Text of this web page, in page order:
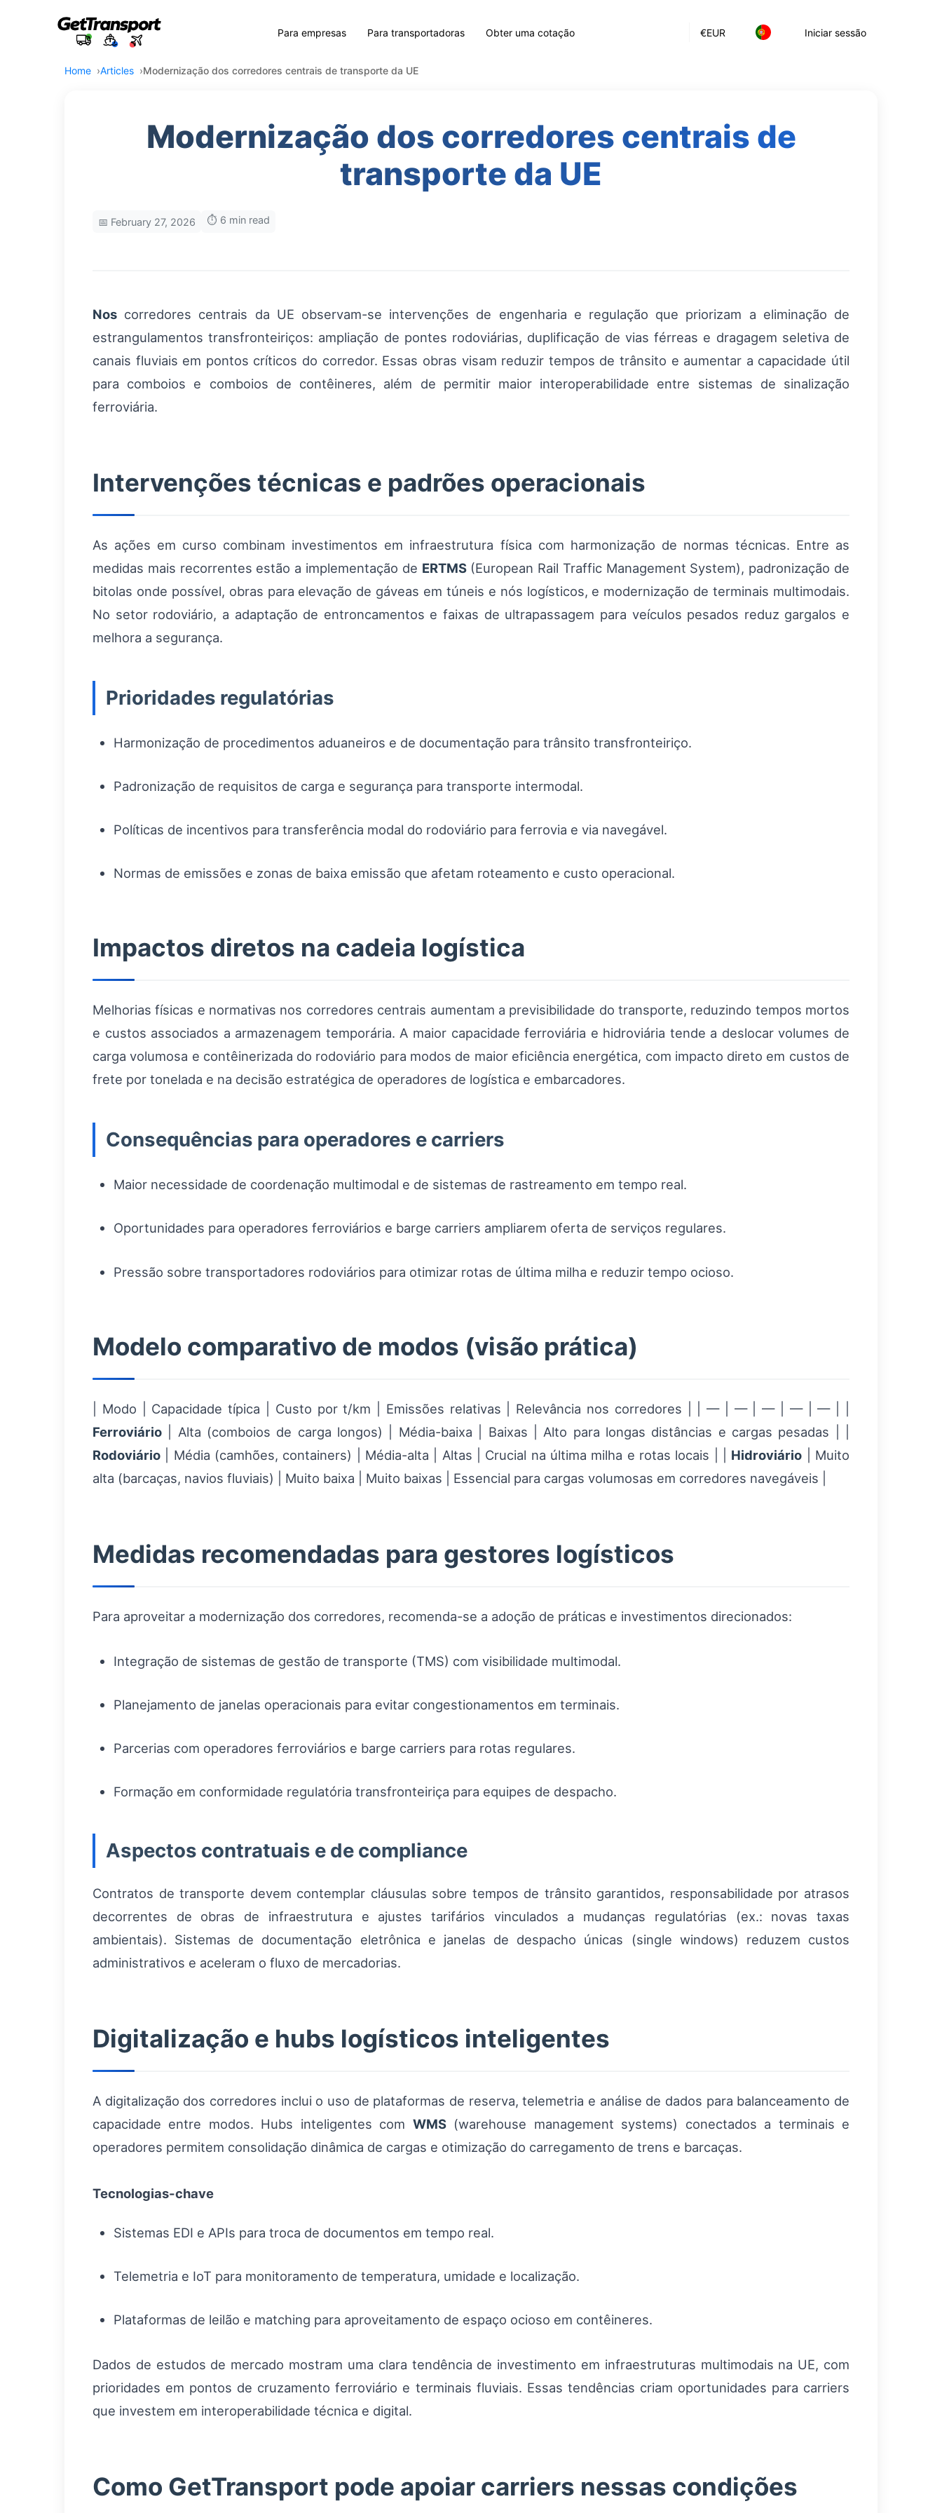
€EUR Iniciar sessão
Para empresas Para transportadoras Obter uma cotação
Home Articles Modernização dos corredores centrais de transporte da UE
Modernização dos corredores centrais de
transporte da UE
📅 February 27, 2026 ⏱️ 6 min read
Nos corredores centrais da UE observam-se intervenções de engenharia e regulação que priorizam a eliminação de
estrangulamentos transfronteiriços: ampliação de pontes rodoviárias, duplificação de vias férreas e dragagem seletiva de
canais fluviais em pontos críticos do corredor. Essas obras visam reduzir tempos de trânsito e aumentar a capacidade útil
para comboios e comboios de contêineres, além de permitir maior interoperabilidade entre sistemas de sinalização
ferroviária.
Intervenções técnicas e padrões operacionais
As ações em curso combinam investimentos em infraestrutura física com harmonização de normas técnicas. Entre as
medidas mais recorrentes estão a implementação de ERTMS(European Rail Traffic Management System), padronização de
bitolas onde possível, obras para elevação de gáveas em túneis e nós logísticos, e modernização de terminais multimodais.
No setor rodoviário, a adaptação de entroncamentos e faixas de ultrapassagem para veículos pesados reduz gargalos e
melhora a segurança.
Prioridades regulatórias
Harmonização de procedimentos aduaneiros e de documentação para trânsito transfronteiriço.
Padronização de requisitos de carga e segurança para transporte intermodal.
Políticas de incentivos para transferência modal do rodoviário para ferrovia e via navegável.
Normas de emissões e zonas de baixa emissão que afetam roteamento e custo operacional.
Impactos diretos na cadeia logística
Melhorias físicas e normativas nos corredores centrais aumentam a previsibilidade do transporte, reduzindo tempos mortos
e custos associados a armazenagem temporária. A maior capacidade ferroviária e hidroviária tende a deslocar volumes de
carga volumosa e contêinerizada do rodoviário para modos de maior eficiência energética, com impacto direto em custos de
frete por tonelada e na decisão estratégica de operadores de logística e embarcadores.
Consequências para operadores e carriers
Maior necessidade de coordenação multimodal e de sistemas de rastreamento em tempo real.
Oportunidades para operadores ferroviários e barge carriers ampliarem oferta de serviços regulares.
Pressão sobre transportadores rodoviários para otimizar rotas de última milha e reduzir tempo ocioso.
Modelo comparativo de modos (visão prática)
| Modo | Capacidade típica | Custo por t/km | Emissões relativas | Relevância nos corredores | | — | — | — | — | — | |
Ferroviário | Alta (comboios de carga longos) | Média-baixa | Baixas | Alto para longas distâncias e cargas pesadas | |
Rodoviário | Média (camhões, containers) | Média-alta | Altas | Crucial na última milha e rotas locais | | Hidroviário | Muito
alta (barcaças, navios fluviais) | Muito baixa | Muito baixas | Essencial para cargas volumosas em corredores navegáveis |
Medidas recomendadas para gestores logísticos
Para aproveitar a modernização dos corredores, recomenda-se a adoção de práticas e investimentos direcionados:
Integração de sistemas de gestão de transporte (TMS) com visibilidade multimodal.
Planejamento de janelas operacionais para evitar congestionamentos em terminais.
Parcerias com operadores ferroviários e barge carriers para rotas regulares.
Formação em conformidade regulatória transfronteiriça para equipes de despacho.
Aspectos contratuais e de compliance
Contratos de transporte devem contemplar cláusulas sobre tempos de trânsito garantidos, responsabilidade por atrasos
decorrentes de obras de infraestrutura e ajustes tarifários vinculados a mudanças regulatórias (ex.: novas taxas
ambientais). Sistemas de documentação eletrônica e janelas de despacho únicas (single windows) reduzem custos
administrativos e aceleram o fluxo de mercadorias.
Digitalização e hubs logísticos inteligentes
A digitalização dos corredores inclui o uso de plataformas de reserva, telemetria e análise de dados para balanceamento de
capacidade entre modos. Hubs inteligentes com WMS(warehouse management systems) conectados a terminais e
operadores permitem consolidação dinâmica de cargas e otimização do carregamento de trens e barcaças.
Tecnologias-chave
Sistemas EDI e APIs para troca de documentos em tempo real.
Telemetria e IoT para monitoramento de temperatura, umidade e localização.
Plataformas de leilão e matching para aproveitamento de espaço ocioso em contêineres.
Dados de estudos de mercado mostram uma clara tendência de investimento em infraestruturas multimodais na UE, com
prioridades em pontos de cruzamento ferroviário e terminais fluviais. Essas tendências criam oportunidades para carriers
que investem em interoperabilidade técnica e digital.
Como GetTransport pode apoiar carriers nessas condições